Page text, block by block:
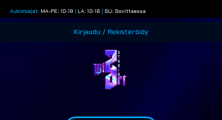
sisältöön
Aukioloajat: MA-PE: 10-18 | LA: 10-16 | SU: Sovittaessa
Kirjaudu / Rekisteröidy